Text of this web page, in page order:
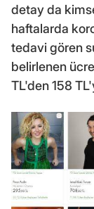
detay da
haftalarda
tedavi gören
belirlenen
TL'den 158